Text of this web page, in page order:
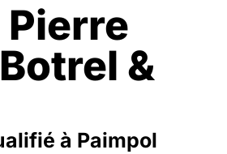
Pierre
&
à Paimpol